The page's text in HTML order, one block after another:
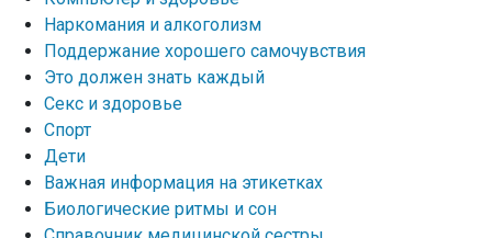
Наркомания и алкоголизм
Поддержание хорошего самочувствия
Это должен знать каждый
Секс и здоровье
Спорт
Дети
Важная информация на этикетках
Биологические ритмы и сон